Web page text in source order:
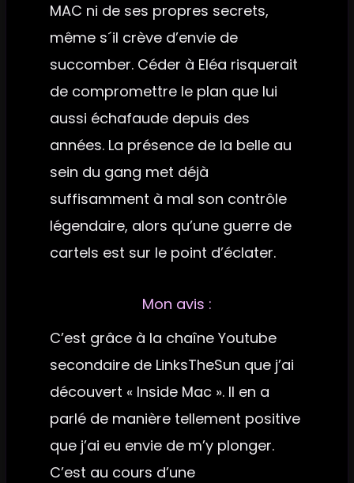
MAC ni de ses propres secrets,
même s´il crève d’envie de
succomber. Céder à Eléa risquerait
de compromettre le plan que lui
aussi échafaude depuis des
années. La présence de la belle au
sein du gang met déjà
suffisamment à mal son contrôle
légendaire, alors qu’une guerre de
cartels est sur le point d’éclater.
Mon avis :
C’est grâce à la chaîne Youtube
secondaire de LinksTheSun que j’ai
découvert « Inside Mac ». Il en a
parlé de manière tellement positive
que j’ai eu envie de m’y plonger.
C’est au cours d’une